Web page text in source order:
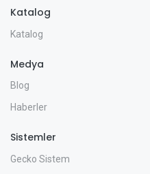
Katalog
Katalog
Medya
Blog
Haberler
Sistemler
Gecko Sistem